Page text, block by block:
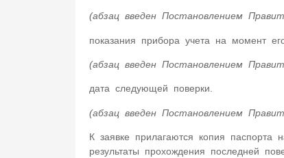
(абзац введен Постановлением
показания прибора учета на момент
(абзац введен Постановлением
дата следующей поверки.
(абзац введен Постановлением
К заявке прилагаются копия паспорта
результаты прохождения последней